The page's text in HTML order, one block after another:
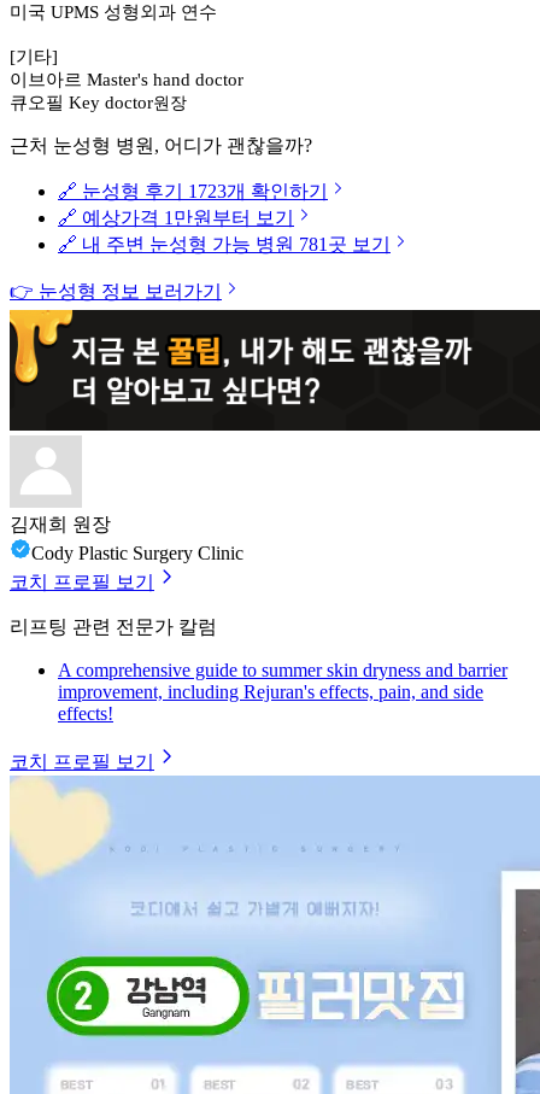
미국 UPMS 성형외과 연수
[기타]
이브아르 Master's hand doctor
큐오필 Key doctor원장
근처 눈성형 병원, 어디가 괜찮을까?
🔗 눈성형 후기 1723개 확인하기
🔗 예상가격 1만원부터 보기
🔗 내 주변 눈성형 가능 병원 781곳 보기
👉 눈성형 정보 보러가기
김재희 원장
Cody Plastic Surgery Clinic
코치 프로필 보기
리프팅 관련 전문가 칼럼
A comprehensive guide to summer skin dryness and barrier
improvement, including Rejuran's effects, pain, and side
effects!
코치 프로필 보기